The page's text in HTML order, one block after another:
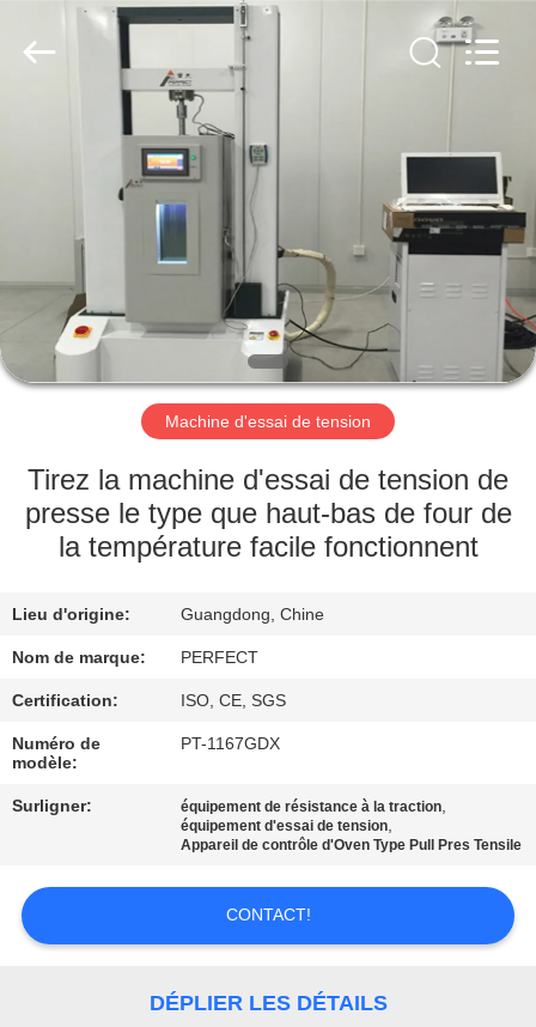
MAISON
PRODUITS
VIDÉOS
EXPOSITION
DE
AU
SUJET
NOUS
VISITE
D'USINE
CONTRÔLE
QUALITÉ
Instruments
Machine d'essai de tension
Tirez la machine d'essai de tension de
presse le type que haut-bas de four de
la température facile fonctionnent
Lieu d'origine: Guangdong, Chine
Nom de marque: PERFECT
Certification: ISO, CE, SGS
Numéro de
modèle:
PT-1167GDX
Surligner: équipement de résistance à la traction,
équipement d'essai de tension,
Appareil de contrôle d'Oven Type Pull Pres Tensile
CONTACT!
DÉPLIER LES DÉTAILS